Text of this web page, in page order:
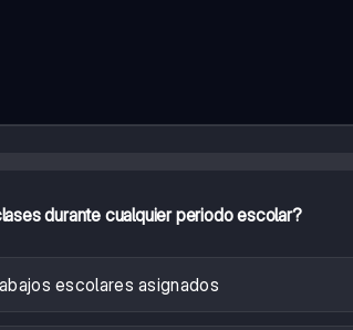
durante cualquier periodo escolar?
escolares asignados